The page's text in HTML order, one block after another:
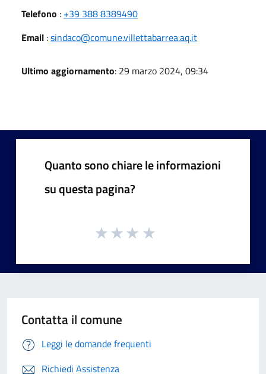
Telefono : +39 388 8389490
Email :sindaco@comune.villettabarrea.aq.it
Ultimo aggiornamento: 29 marzo 2024, 09:34
Quanto sono chiare le informazioni
su questa pagina?
Contatta il comune
Leggi le domande frequenti
Richiedi Assistenza